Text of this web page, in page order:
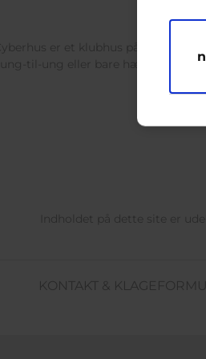
Cyberhus er et klubhus på nettet for
i ung-til-ung eller bare hænge ud,
Indholdet på dette site er
KONTAKT &